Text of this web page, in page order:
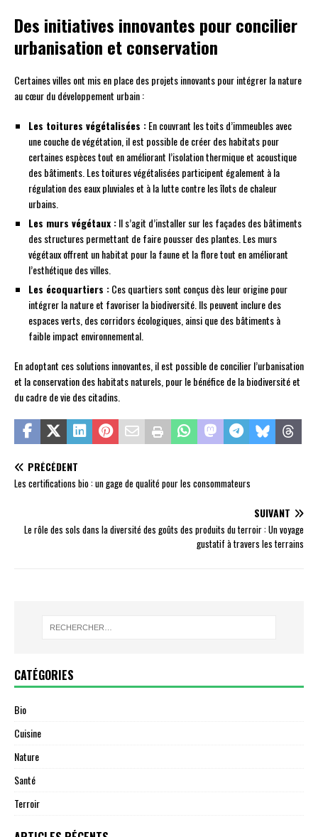
Des initiatives innovantes pour concilier
urbanisation et conservation
Certaines villes ont mis en place des projets innovants pour intégrer la nature
au cœur du développement urbain :
Les toitures végétalisées :En couvrant les toits d’immeubles avec
une couche de végétation, il est possible de créer des habitats pour
certaines espèces tout en améliorant l’isolation thermique et acoustique
des bâtiments. Les toitures végétalisées participent également à la
régulation des eaux pluviales et à la lutte contre les îlots de chaleur
urbains.
Les murs végétaux :Il s’agit d’installer sur les façades des bâtiments
des structures permettant de faire pousser des plantes. Les murs
végétaux offrent un habitat pour la faune et la flore tout en améliorant
l’esthétique des villes.
Les écoquartiers :Ces quartiers sont conçus dès leur origine pour
intégrer la nature et favoriser la biodiversité. Ils peuvent inclure des
espaces verts, des corridors écologiques, ainsi que des bâtiments à
faible impact environnemental.
En adoptant ces solutions innovantes, il est possible de concilier l’urbanisation
et la conservation des habitats naturels, pour le bénéfice de la biodiversité et
du cadre de vie des citadins.
PRÉCÉDENT
Les certifications bio : un gage de qualité pour les consommateurs
SUIVANT
Le rôle des sols dans la diversité des goûts des produits du terroir : Un voyage
gustatif à travers les terrains
CATÉGORIES
Bio
Cuisine
Nature
Santé
Terroir